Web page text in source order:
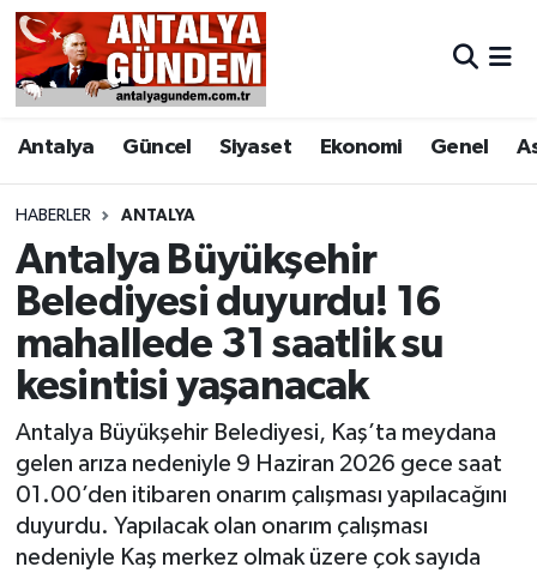
Antalya Güncel Siyaset Ekonomi Genel
HABERLER ANTALYA
Antalya Büyükşehir
Belediyesi duyurdu! 16
mahallede 31 saatlik su
kesintisi yaşanacak
Antalya Büyükşehir Belediyesi, Kaş’ta meydana
gelen arıza nedeniyle 9 Haziran 2026 gece saat
01.00’den itibaren onarım çalışması yapılacağını
duyurdu. Yapılacak olan onarım çalışması
nedeniyle Kaş merkez olmak üzere çok sayıda
Antalya
Asayiş
Bilim & Teknoloji
Bölge
EĞİTİM
Ekonomi
Genel
Görüntülü Haber
Antalya Nöbetçi Eczaneler
Antalya Hava Durumu
Antalya Namaz Vakitleri
Antalya Trafik Yoğunluk Haritası
Süper Lig Puan Durumu ve Fikstür
Tüm Manşetler
Son Dakika Haberleri
Haber Arşivi